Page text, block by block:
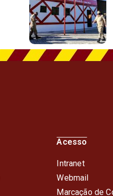
Acesso
Intranet
Webmail
Marcação de